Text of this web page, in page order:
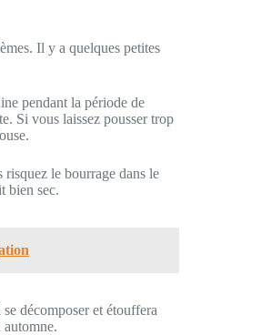
Il y a quelques petites
pendant la période de
Si vous laissez pousser trop
risquez le bourrage dans le
bien sec.
décomposer et étouffera
automne.